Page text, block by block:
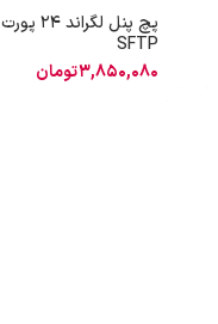
SFTP
3,850,080تومان